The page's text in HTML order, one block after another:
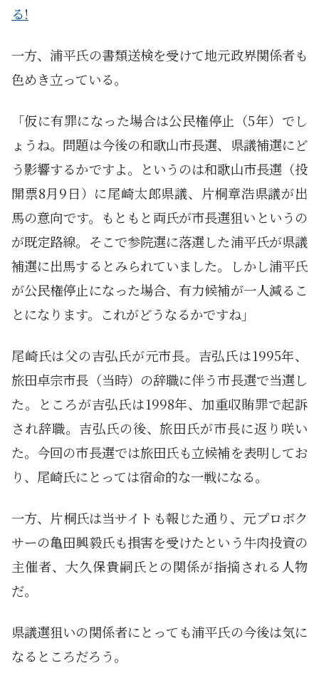
る!
一方、浦平氏の書類送検を受けて地元政界関係者も
色めき立っている。
「仮に有罪になった場合は公民権停止（5年）でし
ょうね。問題は今後の和歌山市長選、県議補選にど
う影響するかですよ。というのは和歌山市長選（投
開票8月9日）に尾崎太郎県議、片桐章浩県議が出
馬の意向です。もともと両氏が市長選狙いというの
が既定路線。そこで参院選に落選した浦平氏が県議
補選に出馬するとみられていました。しかし浦平氏
が公民権停止になった場合、有力候補が一人減るこ
とになります。これがどうなるかですね」
尾崎氏は父の吉弘氏が元市長。吉弘氏は1995年、
旅田卓宗市長（当時）の辞職に伴う市長選で当選し
た。ところが吉弘氏は1998年、加重収賄罪で起訴
され辞職。吉弘氏の後、旅田氏が市長に返り咲い
た。今回の市長選では旅田氏も立候補を表明してお
り、尾崎氏にとっては宿命的な一戦になる。
一方、片桐氏は当サイトも報じた通り、元プロボク
サーの亀田興毅氏も損害を受けたという牛肉投資の
主催者、大久保貴嗣氏との関係が指摘される人物
だ。
県議選狙いの関係者にとっても浦平氏の今後は気に
なるところだろう。